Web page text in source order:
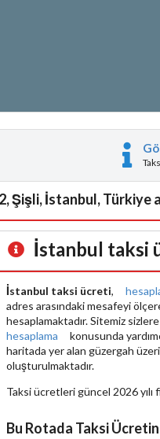
İstanbul, Türkiye
İstanbul taksi
İstanbul taksi ücreti,
adres arasındaki mesafeyi
hesaplamaktadır. Sitemiz
hesaplama
konusunda
haritada yer alan güzergah
oluşturulmaktadır.
Taksi ücretleri güncel 2026 yılı
Bu Rotada Taksi